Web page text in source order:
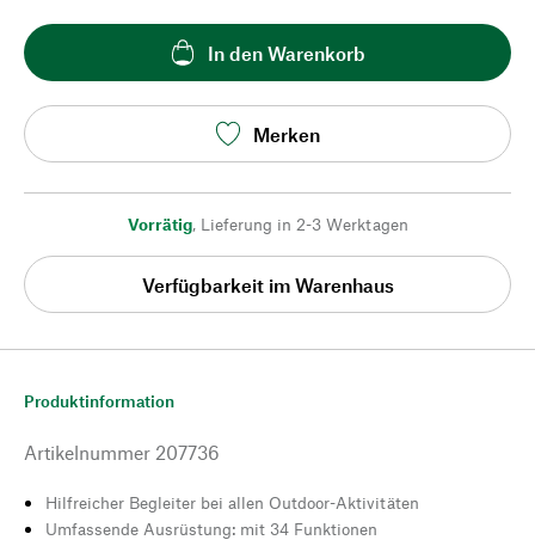
In den Warenkorb
Merken
Vorrätig, Lieferung in 2-3 Werktagen
Verfügbarkeit im Warenhaus
Produktinformation
Artikelnummer 207736
Hilfreicher Begleiter bei allen Outdoor-Aktivitäten
Umfassende Ausrüstung: mit 34 Funktionen